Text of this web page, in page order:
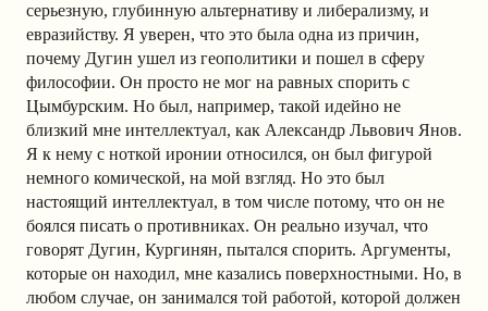
серьезную, глубинную альтернативу и либерализму, и
евразийству. Я уверен, что это была одна из причин,
почему Дугин ушел из геополитики и пошел в сферу
философии. Он просто не мог на равных спорить с
Цымбурским. Но был, например, такой идейно не
близкий мне интеллектуал, как Александр Львович Янов.
Я к нему с ноткой иронии относился, он был фигурой
немного комической, на мой взгляд. Но это был
настоящий интеллектуал, в том числе потому, что он не
боялся писать о противниках. Он реально изучал, что
говорят Дугин, Кургинян, пытался спорить. Аргументы,
которые он находил, мне казались поверхностными. Но, в
любом случае, он занимался той работой, которой должен